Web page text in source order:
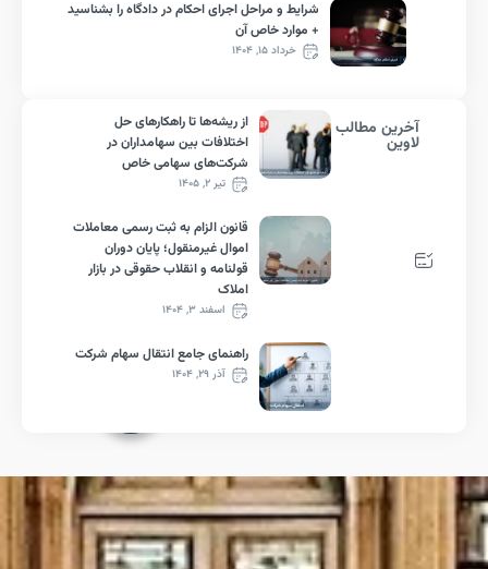
شرایط و مراحل اجرای احکام در دادگاه را بشناسید
+ موارد خاص آن
خرداد ۱۵, ۱۴۰۴
مطالب
از ریشه‌ها تا راهکارهای حل
اختلافات بین سهامداران در
شرکت‌های سهامی خاص
تیر ۲, ۱۴۰۵
قانون الزام به ثبت رسمی معاملات
اموال غیرمنقول؛ پایان دوران
قولنامه و انقلاب حقوقی در بازار
املاک
راهنمای جامع انتقال سهام شرکت
آذر ۲۹, ۱۴۰۴